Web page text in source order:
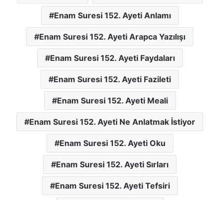
Enam Suresi 152. Ayeti Anlamı
Enam Suresi 152. Ayeti Arapca Yazılışı
Enam Suresi 152. Ayeti Faydaları
Enam Suresi 152. Ayeti Fazileti
Enam Suresi 152. Ayeti Meali
Enam Suresi 152. Ayeti Ne Anlatmak İstiyor
Enam Suresi 152. Ayeti Oku
Enam Suresi 152. Ayeti Sırları
Enam Suresi 152. Ayeti Tefsiri